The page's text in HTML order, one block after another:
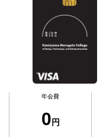
年会費
0 円